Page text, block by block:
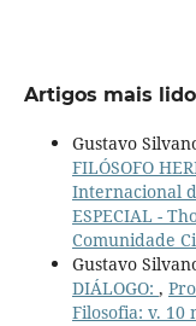
Artigos mais
Gustavo
FILÓSOFO
Internacional
ESPECIAL -
Comunidade
Gustavo
DIÁLOGO: ,
Filosofia: v. 10